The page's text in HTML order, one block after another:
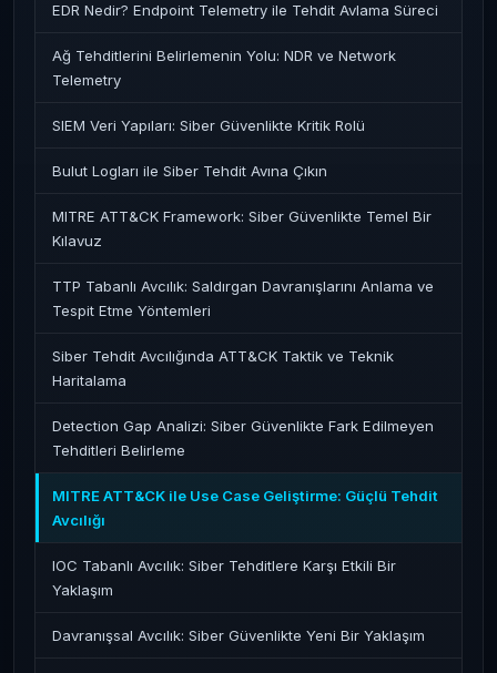
EDR Nedir? Endpoint Telemetry ile Tehdit Avlama Süreci
Ağ Tehditlerini Belirlemenin Yolu: NDR ve Network
Telemetry
SIEM Veri Yapıları: Siber Güvenlikte Kritik Rolü
Bulut Logları ile Siber Tehdit Avına Çıkın
MITRE ATT&CK Framework: Siber Güvenlikte Temel Bir
Kılavuz
TTP Tabanlı Avcılık: Saldırgan Davranışlarını Anlama ve
Tespit Etme Yöntemleri
Siber Tehdit Avcılığında ATT&CK Taktik ve Teknik
Haritalama
Detection Gap Analizi: Siber Güvenlikte Fark Edilmeyen
Tehditleri Belirleme
MITRE ATT&CK ile Use Case Geliştirme: Güçlü Tehdit
Avcılığı
IOC Tabanlı Avcılık: Siber Tehditlere Karşı Etkili Bir
Yaklaşım
Davranışsal Avcılık: Siber Güvenlikte Yeni Bir Yaklaşım